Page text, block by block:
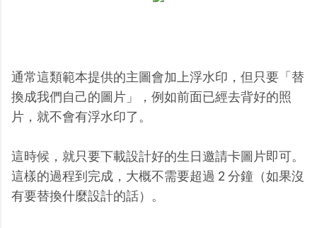
通常這類範本提供的主圖會加上浮水印，但只要「替
換成我們自己的圖片」，例如前面已經去背好的照
片，就不會有浮水印了。
這時候，就只要下載設計好的生日邀請卡圖片即可。
這樣的過程到完成，大概不需要超過 2 分鐘（如果沒
有要替換什麼設計的話）。